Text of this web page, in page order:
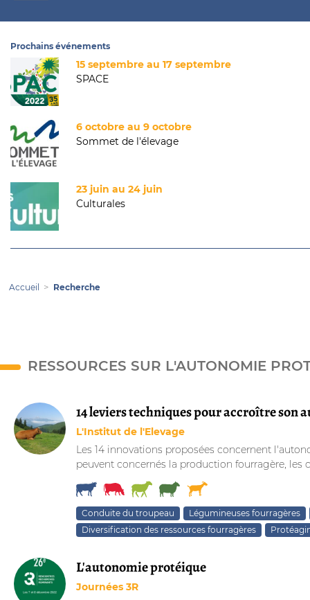
Prochains événements
15 septembre au 17 septembre
SPACE
6 octobre au 9 octobre
Sommet de l'élevage
23 juin au 24 juin
Culturales
Accueil Recherche
RESSOURCES SUR L'AUTONOMIE
14 leviers techniques pour accroître son
L'Institut de l'Elevage
Les 14 innovations proposées concernent
peuvent concernés la production fourragère, les
Conduite du troupeau
Légumineuses fourragères
Diversification des ressources fourragères
L'autonomie protéique
Journées 3R